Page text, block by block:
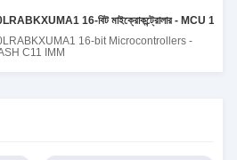
16-বিট মাইক্রোকন্ট্রোলার - MCU 16 বিট
16-bit Microcontrollers -
C11 IMM